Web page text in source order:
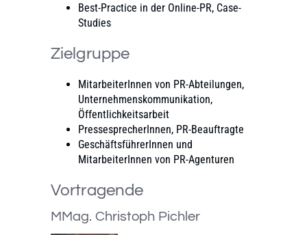
Best-Practice in der Online-PR, Case-
Studies
Zielgruppe
MitarbeiterInnen von PR-Abteilungen,
Unternehmenskommunikation,
Öffentlichkeitsarbeit
PressesprecherInnen, PR-Beauftragte
GeschäftsführerInnen und
MitarbeiterInnen von PR-Agenturen
Vortragende
MMag. Christoph Pichler